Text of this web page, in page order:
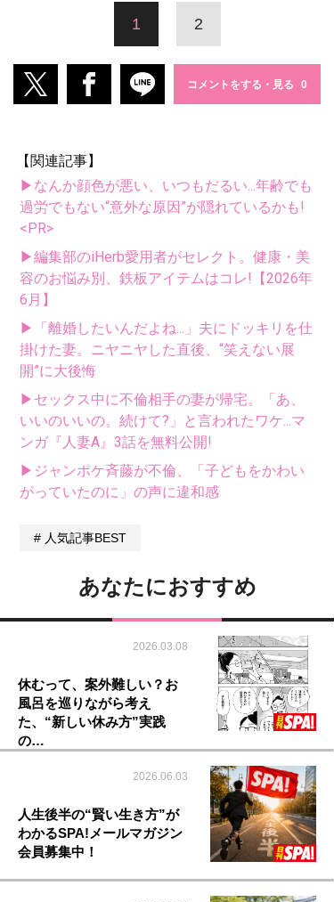
1 2
コメントをする・見る
【関連記事】
▶なんか顔色が悪い、いつもだるい...年齢でも
過労でもない“意外な原因”が隠れているかも!
<PR>
▶編集部のiHerb愛用者がセレクト。健康・美
容のお悩み別、鉄板アイテムはコレ!【2026年
6月】
▶「離婚したいんだよね...」夫にドッキリを仕
掛けた妻。ニヤニヤした直後、“笑えない展
開”に大後悔
▶セックス中に不倫相手の妻が帰宅。「あ、
いいのいいの。続けて?」と言われたワケ...マ
ンガ『人妻A』3話を無料公開!
▶ジャンポケ斉藤が不倫、「子どもをかわい
がっていたのに」の声に違和感
人気記事BEST
あなたにおすすめ
2026.03.08
休むって、案外難しい？お
風呂を巡りながら考え
た、“新しい休み方”実践
の…
2026.06.03
人生後半の“賢い生き方”が
わかるSPA!メールマガジン
会員募集中！